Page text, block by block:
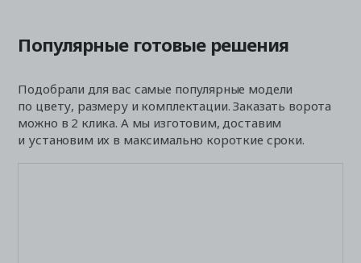
Популярные готовые решения
Подобрали для вас самые популярные модели
по цвету, размеру и комплектации. Заказать ворота
можно в 2 клика. А мы изготовим, доставим
и установим их в максимально короткие сроки.